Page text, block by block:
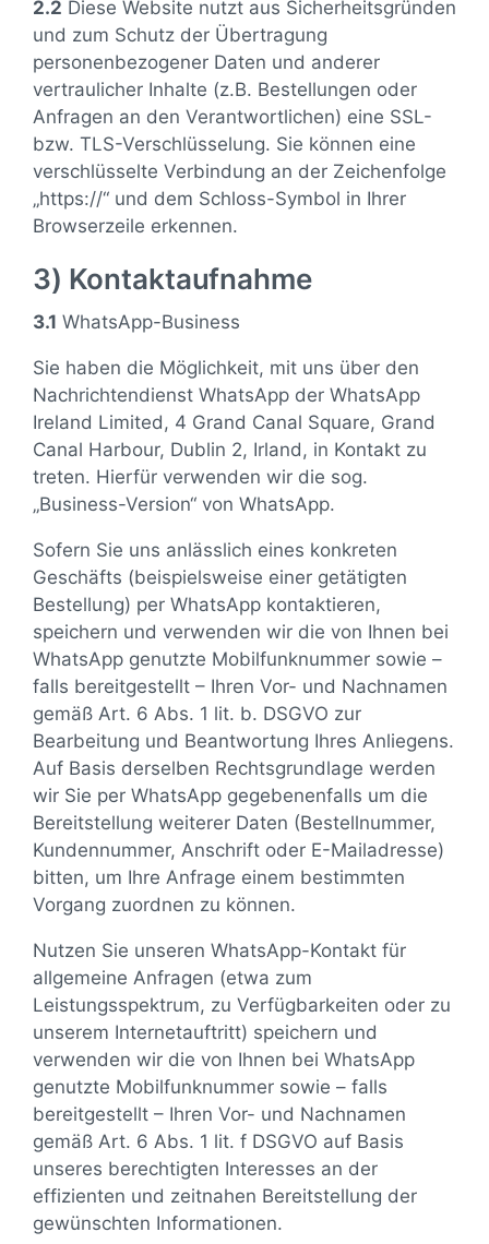
2.2 Diese Website nutzt aus Sicherheitsgründen
und zum Schutz der Übertragung
personenbezogener Daten und anderer
vertraulicher Inhalte (z.B. Bestellungen oder
Anfragen an den Verantwortlichen) eine SSL-
bzw. TLS-Verschlüsselung. Sie können eine
verschlüsselte Verbindung an der Zeichenfolge
„https://“ und dem Schloss-Symbol in Ihrer
Browserzeile erkennen.
3) Kontaktaufnahme
3.1 WhatsApp-Business
Sie haben die Möglichkeit, mit uns über den
Nachrichtendienst WhatsApp der WhatsApp
Ireland Limited, 4 Grand Canal Square, Grand
Canal Harbour, Dublin 2, Irland, in Kontakt zu
treten. Hierfür verwenden wir die sog.
„Business-Version“ von WhatsApp.
Sofern Sie uns anlässlich eines konkreten
Geschäfts (beispielsweise einer getätigten
Bestellung) per WhatsApp kontaktieren,
speichern und verwenden wir die von Ihnen bei
WhatsApp genutzte Mobilfunknummer sowie –
falls bereitgestellt – Ihren Vor- und Nachnamen
gemäß Art. 6 Abs. 1 lit. b. DSGVO zur
Bearbeitung und Beantwortung Ihres Anliegens.
Auf Basis derselben Rechtsgrundlage werden
wir Sie per WhatsApp gegebenenfalls um die
Bereitstellung weiterer Daten (Bestellnummer,
Kundennummer, Anschrift oder E-Mailadresse)
bitten, um Ihre Anfrage einem bestimmten
Vorgang zuordnen zu können.
Nutzen Sie unseren WhatsApp-Kontakt für
allgemeine Anfragen (etwa zum
Leistungsspektrum, zu Verfügbarkeiten oder zu
unserem Internetauftritt) speichern und
verwenden wir die von Ihnen bei WhatsApp
genutzte Mobilfunknummer sowie – falls
bereitgestellt – Ihren Vor- und Nachnamen
gemäß Art. 6 Abs. 1 lit. f DSGVO auf Basis
unseres berechtigten Interesses an der
effizienten und zeitnahen Bereitstellung der
gewünschten Informationen.